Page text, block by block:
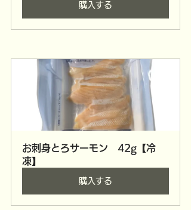
購入する
お刺身とろサーモン　42g【冷
凍】
購入する